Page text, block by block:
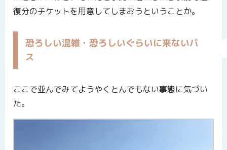
復分のチケットを用意してしまおうということか。
恐ろしい混雑・恐ろしいぐらいに来ないバ
ス
ここで並んでみてようやくとんでもない事態に気づい
た。